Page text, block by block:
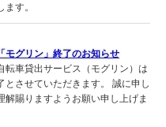
す。
モグリン」終了のお知らせ
転車貸出サービス（モグリン）は
とさせていただきます。 誠に申し
解賜りますようお願い申し上げま